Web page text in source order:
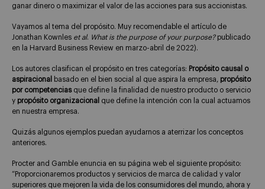
ganar dinero o maximizar el valor de las acciones para sus accionistas.
Vayamos al tema del propósito. Muy recomendable el artículo de
Jonathan Kownles et al. What is the purpose of your purpose?publicado
en la Harvard Business Review en marzo-abril de 2022).
Los autores clasifican el propósito en tres categorías: Propósito causal o
aspiracional
basado en el bien social al que aspira la empresa, propósito
por competenciasque define la finalidad de nuestro producto o servicio
y propósito organizacional que define la intención con la cual actuamos
en nuestra empresa.
Quizás algunos ejemplos puedan ayudarnos a aterrizar los conceptos
anteriores.
Procter and Gamble enuncia en su página web el siguiente propósito:
“Proporcionaremos productos y servicios de marca de calidad y valor
superiores que mejoren la vida de los consumidores del mundo, ahora y